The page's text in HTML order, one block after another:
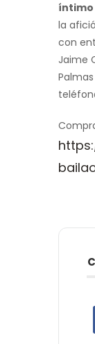
íntimo
la
con
Jaime